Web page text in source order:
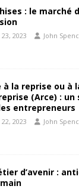
: le marché
2023 John
à la reprise ou à
(Arce) :
entrepreneurs
2023 John
d’avenir :